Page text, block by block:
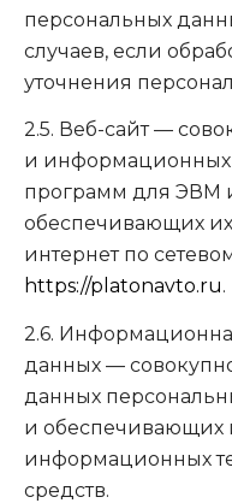
персональных
случаев, если
уточнения
2.5. Веб-сайт —
и информационных
программ для ЭВМ
обеспечивающих их
интернет по
https://platonavto.ru.
2.6.
данных —
данных
и обеспечивающих
информационных
средств.